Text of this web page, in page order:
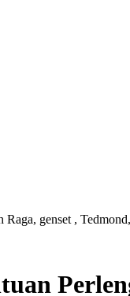
genset ,